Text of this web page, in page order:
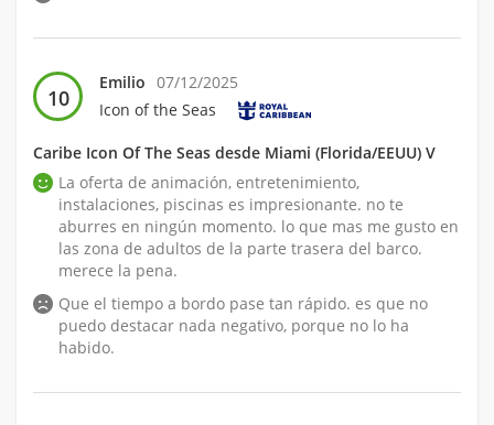
10
Emilio 07/12/2025
Icon of the Seas
Caribe Icon Of The Seas desde Miami (Florida/EEUU) V
La oferta de animación, entretenimiento,
instalaciones, piscinas es impresionante. no te
aburres en ningún momento. lo que mas me gusto en
las zona de adultos de la parte trasera del barco.
merece la pena.
Que el tiempo a bordo pase tan rápido. es que no
puedo destacar nada negativo, porque no lo ha
habido.